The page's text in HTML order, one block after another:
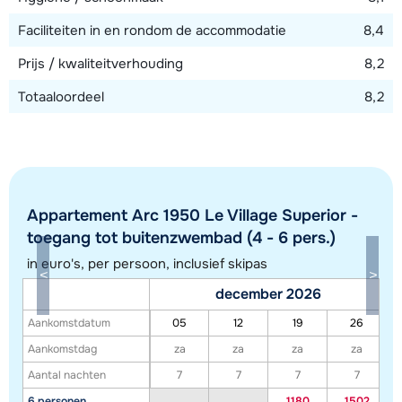
Toon alle accommodaties in dit gebied
exacte locatie kan enigszins afwijken.
Faciliteiten in en rondom de accommodatie
8,4
Prijs / kwaliteitverhouding
8,2
Totaaloordeel
8,2
Appartement Arc 1950 Le Village Superior -
toegang tot buitenzwembad (4 - 6 pers.)
in euro's, per persoon, inclusief skipas
Aankomstdatum
Aankomstdag
Aantal nachten
december 2026
05 12 19
26
za
za za
za
7
7 7
7